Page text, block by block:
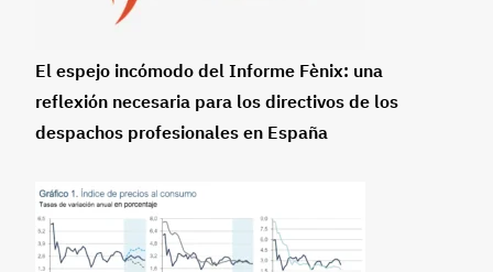
El espejo incómodo del Informe Fènix: una
reflexión necesaria para los directivos de los
despachos profesionales en España